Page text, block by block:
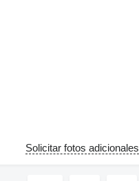
Solicitar fotos adicionales